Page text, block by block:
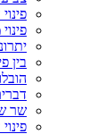
בין
שר